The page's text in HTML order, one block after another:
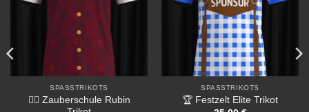
SPASSTRIKOTS
🧙‍♂️ Zauberschule Rubin
SPASSTRIKOTS
🏆 Festzelt Elite Trikot